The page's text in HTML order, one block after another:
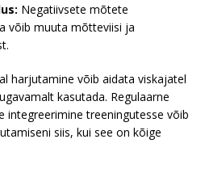
Negatiivsete mõtete
võib muuta mõtteviisi ja
harjutamine võib aidata viskajatel
kasutada. Regulaarne
integreerimine treeningutesse võib
siis, kui see on kõige